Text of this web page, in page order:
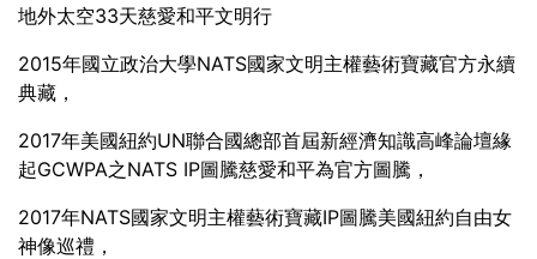
地外太空33天慈愛和平文明行
2015年國立政治大學NATS國家文明主權藝術寶藏官方永續
典藏，
2017年美國紐約UN聯合國總部首屆新經濟知識高峰論壇緣
起GCWPA之NATS IP圖騰慈愛和平為官方圖騰，
2017年NATS國家文明主權藝術寶藏IP圖騰美國紐約自由女
神像巡禮，